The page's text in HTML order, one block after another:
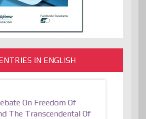
IN ENGLISH
On Freedom Of
The Transcendental Of